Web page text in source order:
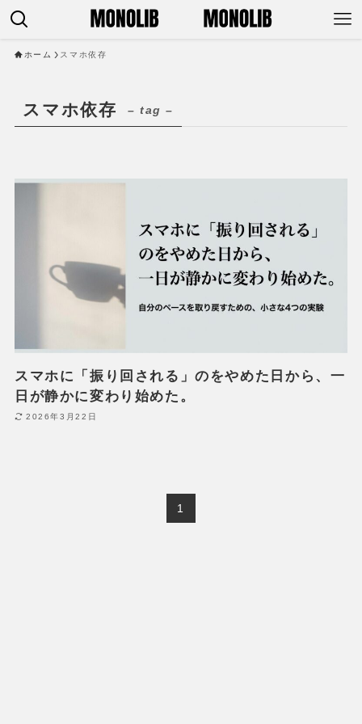
ホーム スマホ依存
スマホ依存 – tag –
スマホに「振り回される」のをやめた日から、一
日が静かに変わり始めた。
2026年3月22日
1